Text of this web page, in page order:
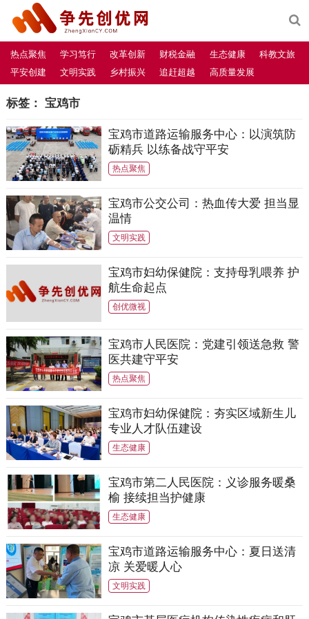
热点聚焦 学习笃行 改革创新 财税金融 生态健康
科教文旅
平安创建
文明实践 乡村振兴 追赶超越 高质量发展
标签： 宝鸡市
宝鸡市道路运输服务中心：以演筑防
砺精兵 以练备战守平安
热点聚焦
宝鸡市公交公司：热血传大爱 担当显
温情
文明实践
宝鸡市妇幼保健院：支持母乳喂养 护
航生命起点
创优微视
宝鸡市人民医院：党建引领送急救 警
医共建守平安
热点聚焦
宝鸡市妇幼保健院：夯实区域新生儿
专业人才队伍建设
生态健康
宝鸡市第二人民医院：义诊服务暖桑
榆 接续担当护健康
生态健康
宝鸡市道路运输服务中心：夏日送清
凉 关爱暖人心
文明实践